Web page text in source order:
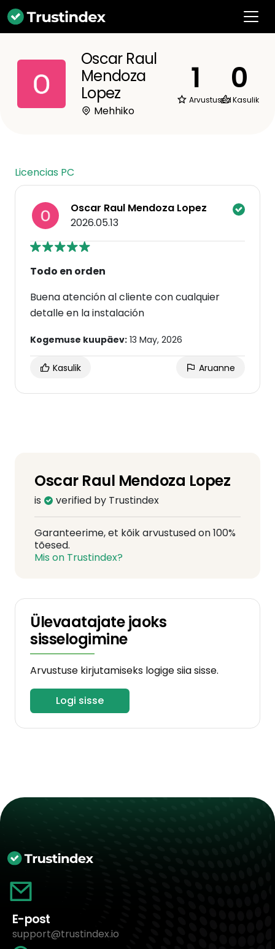
Oscar Raul
Mendoza
Lopez
Mehhiko
1
Arvustused
0
Kasulik
Licencias PC
Oscar Raul Mendoza Lopez
2026.05.13
Todo en orden
Buena atención al cliente con cualquier
detalle en la instalación
Kogemuse kuupäev: 13 May, 2026
Kasulik Aruanne
Oscar Raul Mendoza Lopez
is verified by Trustindex
Garanteerime, et kõik arvustused on 100%
tõesed.
Mis on Trustindex?
Ülevaatajate jaoks
sisselogimine
Arvustuse kirjutamiseks logige siia sisse.
Logi sisse
E-post
support@trustindex.io